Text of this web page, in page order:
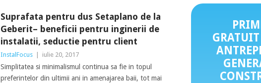
Suprafata pentru dus Setaplano de la
Geberit– beneficii pentru inginerii de
instalatii, seductie pentru client
InstalFocus iulie 20, 2017
Simplitatea si minimalismul continua sa fie in topul
preferintelor din ultimii ani in amenajarea baii, tot mai